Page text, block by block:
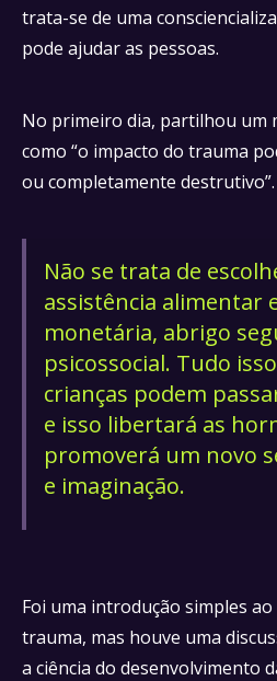
trata-se de uma
pode ajudar as pessoas.
No primeiro dia, partilhou um
como “o impacto do trauma
ou completamente destrutivo”.
Não se trata de
assistência alimentar
monetária, abrigo
psicossocial. Tudo
crianças podem
e isso libertará as
promoverá um novo
e imaginação.
Foi uma introdução simples
trauma, mas houve uma
a ciência do desenvolvimento